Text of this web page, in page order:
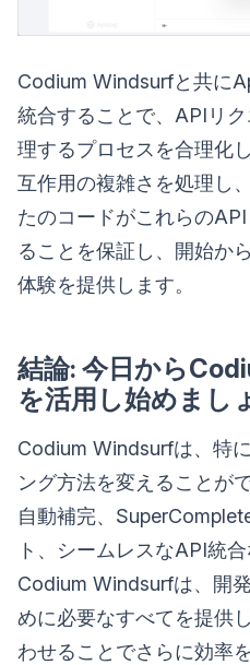
Codium Windsurfと共に
統合することで、APIリ
理するプロセスを合理化
互作用の複雑さを処理し
たのコードがこれらの
ることを保証し、開始か
体験を提供します。
結論: 今日から
を活用し始めまし
Codium Windsurfは、特
ング方法を変えることが
自動補完、
ト、シームレスなAPI統
Codium Windsurfは、開
めに必要なすべてを提供
わせることでさらに効率